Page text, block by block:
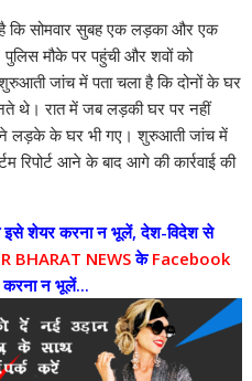
कि सोमवार सुबह एक लड़का और एक
मौके पर पहुंची और शवों को
जांच में पता चला है कि दोनों के घर
थे। रात में जब लड़की घर पर नहीं
लड़के के घर भी गए। शुरुआती जांच में
रिपोर्ट आने के बाद आगे की कार्रवाई की
शेयर करना न भूलें, देश-विदेश से
BHARAT NEWSके Facebook
करना न भूलें...